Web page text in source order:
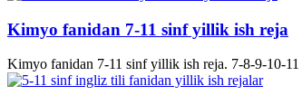
Kimyo fanidan 7-11 sinf yillik ish reja
Kimyo fanidan 7-11 sinf yillik ish reja. 7-8-9-10-